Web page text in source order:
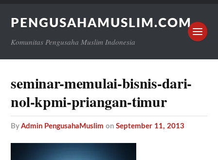
PENGUSAHAMUSLIM.COM
Komunitas Pengusaha Muslim Indonesia
seminar-memulai-bisnis-dari-
nol-kpmi-priangan-timur
byAdmin PengusahaMuslim onSeptember 11, 2013